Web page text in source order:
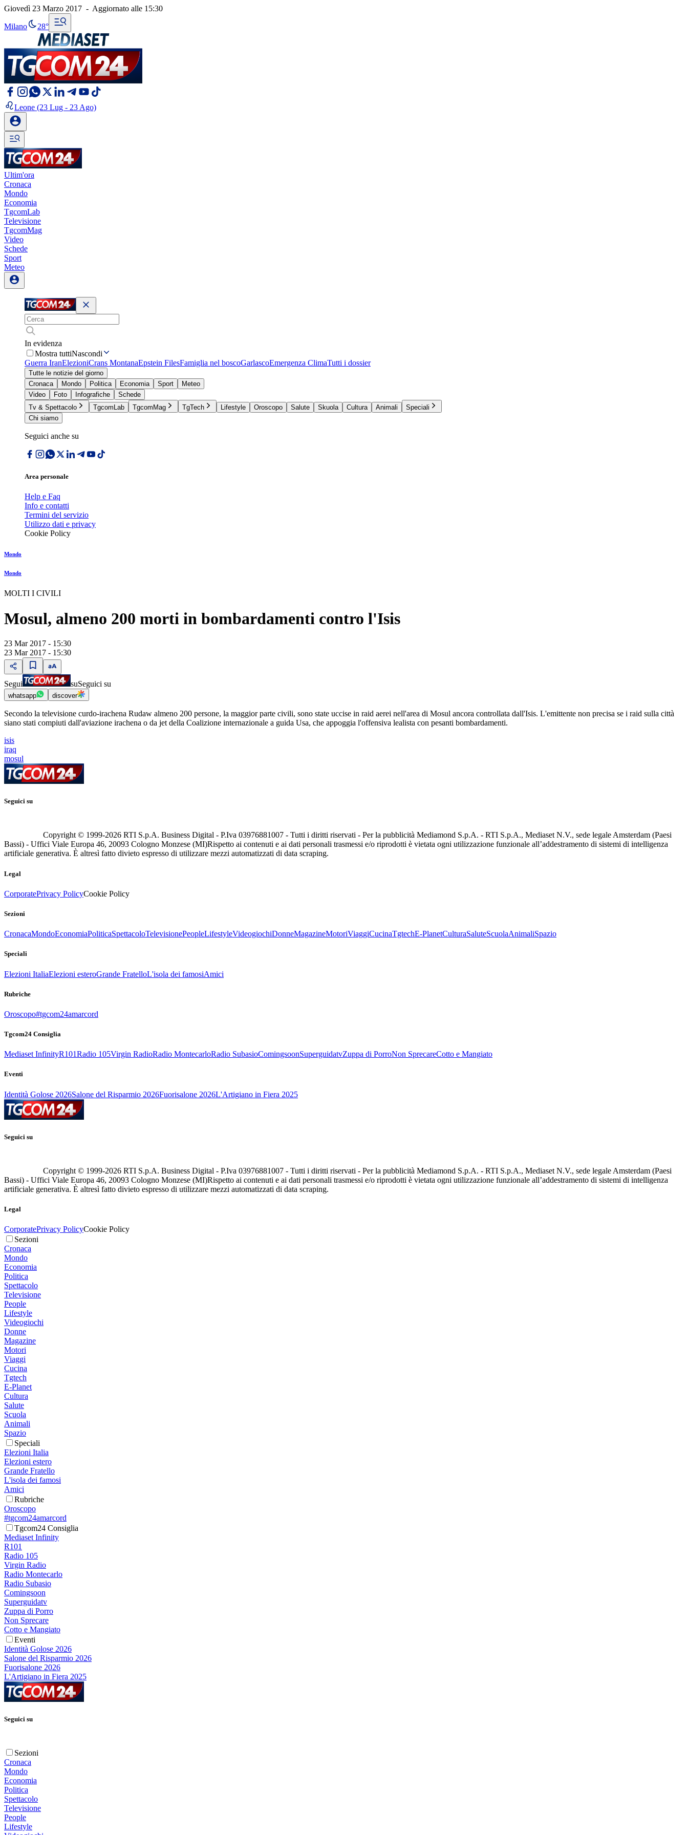
Giovedì 23 Marzo 2017 - Aggiornato alle 15:30
Milano 28°
Leone (23 Lug - 23 Ago)
Ultim'ora
Cronaca
Mondo
Economia
TgcomLab
Televisione
TgcomMag
Video
Schede
Sport
Meteo
In evidenza
Mostra tuttiNascondi
Guerra IranElezioniCrans MontanaEpstein FilesFamiglia nel boscoGarlascoEmergenza ClimaTutti i dossier
Tutte le notizie del giorno
Cronaca
Mondo Politica Economia Sport
Meteo
Video
Foto Infografiche
Schede
Tv & Spettacolo
TgcomLab TgcomMag TgTech Lifestyle Oroscopo Salute Skuola Cultura Animali
Speciali
Chi siamo
Seguici anche su
Area personale
Help e Faq
Info e contatti
Termini del servizio
Utilizzo dati e privacy
Cookie Policy
Mondo
Mondo
MOLTI I CIVILI
Mosul, almeno 200 morti in bombardamenti contro l'Isis
23 Mar 2017 - 15:30
23 Mar 2017 - 15:30
Segui suSeguici su
whatsapp discover
Secondo la televisione curdo-irachena Rudaw almeno 200 persone, la maggior parte civili, sono state uccise in raid aerei nell'area di Mosul ancora controllata dall'Isis. L'emittente non precisa se i raid sulla città
siano stati compiuti dall'aviazione irachena o da jet della Coalizione internazionale a guida Usa, che appoggia l'offensiva lealista con pesanti bombardamenti.
isis
iraq
mosul
Seguici su
Copyright © 1999-2026 RTI S.p.A. Business Digital - P.Iva 03976881007 - Tutti i diritti riservati - Per la pubblicità Mediamond S.p.A. - RTI S.p.A., Mediaset N.V., sede legale Amsterdam (Paesi
Bassi) - Uffici Viale Europa 46, 20093 Cologno Monzese (MI)Rispetto ai contenuti e ai dati personali trasmessi e/o riprodotti è vietata ogni utilizzazione funzionale all’addestramento di sistemi di intelligenza
artificiale generativa. È altresì fatto divieto espresso di utilizzare mezzi automatizzati di data scraping.
Legal
CorporatePrivacy PolicyCookie Policy
Sezioni
CronacaMondoEconomiaPoliticaSpettacoloTelevisionePeopleLifestyleVideogiochiDonneMagazineMotoriViaggiCucinaTgtechE-PlanetCulturaSaluteScuolaAnimaliSpazio
Speciali
Elezioni ItaliaElezioni esteroGrande FratelloL'isola dei famosiAmici
Rubriche
Oroscopo#tgcom24amarcord
Tgcom24 Consiglia
Mediaset InfinityR101Radio 105Virgin RadioRadio MontecarloRadio SubasioComingsoonSuperguidatvZuppa di PorroNon SprecareCotto e Mangiato
Eventi
Identità Golose 2026Salone del Risparmio 2026Fuorisalone 2026L'Artigiano in Fiera 2025
Seguici su
Copyright © 1999-2026 RTI S.p.A. Business Digital - P.Iva 03976881007 - Tutti i diritti riservati - Per la pubblicità Mediamond S.p.A. - RTI S.p.A., Mediaset N.V., sede legale Amsterdam (Paesi
Bassi) - Uffici Viale Europa 46, 20093 Cologno Monzese (MI)Rispetto ai contenuti e ai dati personali trasmessi e/o riprodotti è vietata ogni utilizzazione funzionale all’addestramento di sistemi di intelligenza
artificiale generativa. È altresì fatto divieto espresso di utilizzare mezzi automatizzati di data scraping.
Legal
CorporatePrivacy PolicyCookie Policy
Sezioni
Cronaca
Mondo
Economia
Politica
Spettacolo
Televisione
People
Lifestyle
Videogiochi
Donne
Magazine
Motori
Viaggi
Cucina
Tgtech
E-Planet
Cultura
Salute
Scuola
Animali
Spazio
Speciali
Elezioni Italia
Elezioni estero
Grande Fratello
L'isola dei famosi
Amici
Rubriche
Oroscopo
#tgcom24amarcord
Tgcom24 Consiglia
Mediaset Infinity
R101
Radio 105
Virgin Radio
Radio Montecarlo
Radio Subasio
Comingsoon
Superguidatv
Zuppa di Porro
Non Sprecare
Cotto e Mangiato
Eventi
Identità Golose 2026
Salone del Risparmio 2026
Fuorisalone 2026
L'Artigiano in Fiera 2025
Seguici su
Sezioni
Cronaca
Mondo
Economia
Politica
Spettacolo
Televisione
People
Lifestyle